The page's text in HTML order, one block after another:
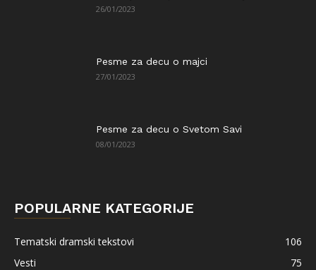
26/01/2023
Pesme za decu o majci
27/01/2023
Pesme za decu o Svetom Savi
08/01/2023
POPULARNE KATEGORIJE
Tematski dramski tekstovi
106
Vesti
75